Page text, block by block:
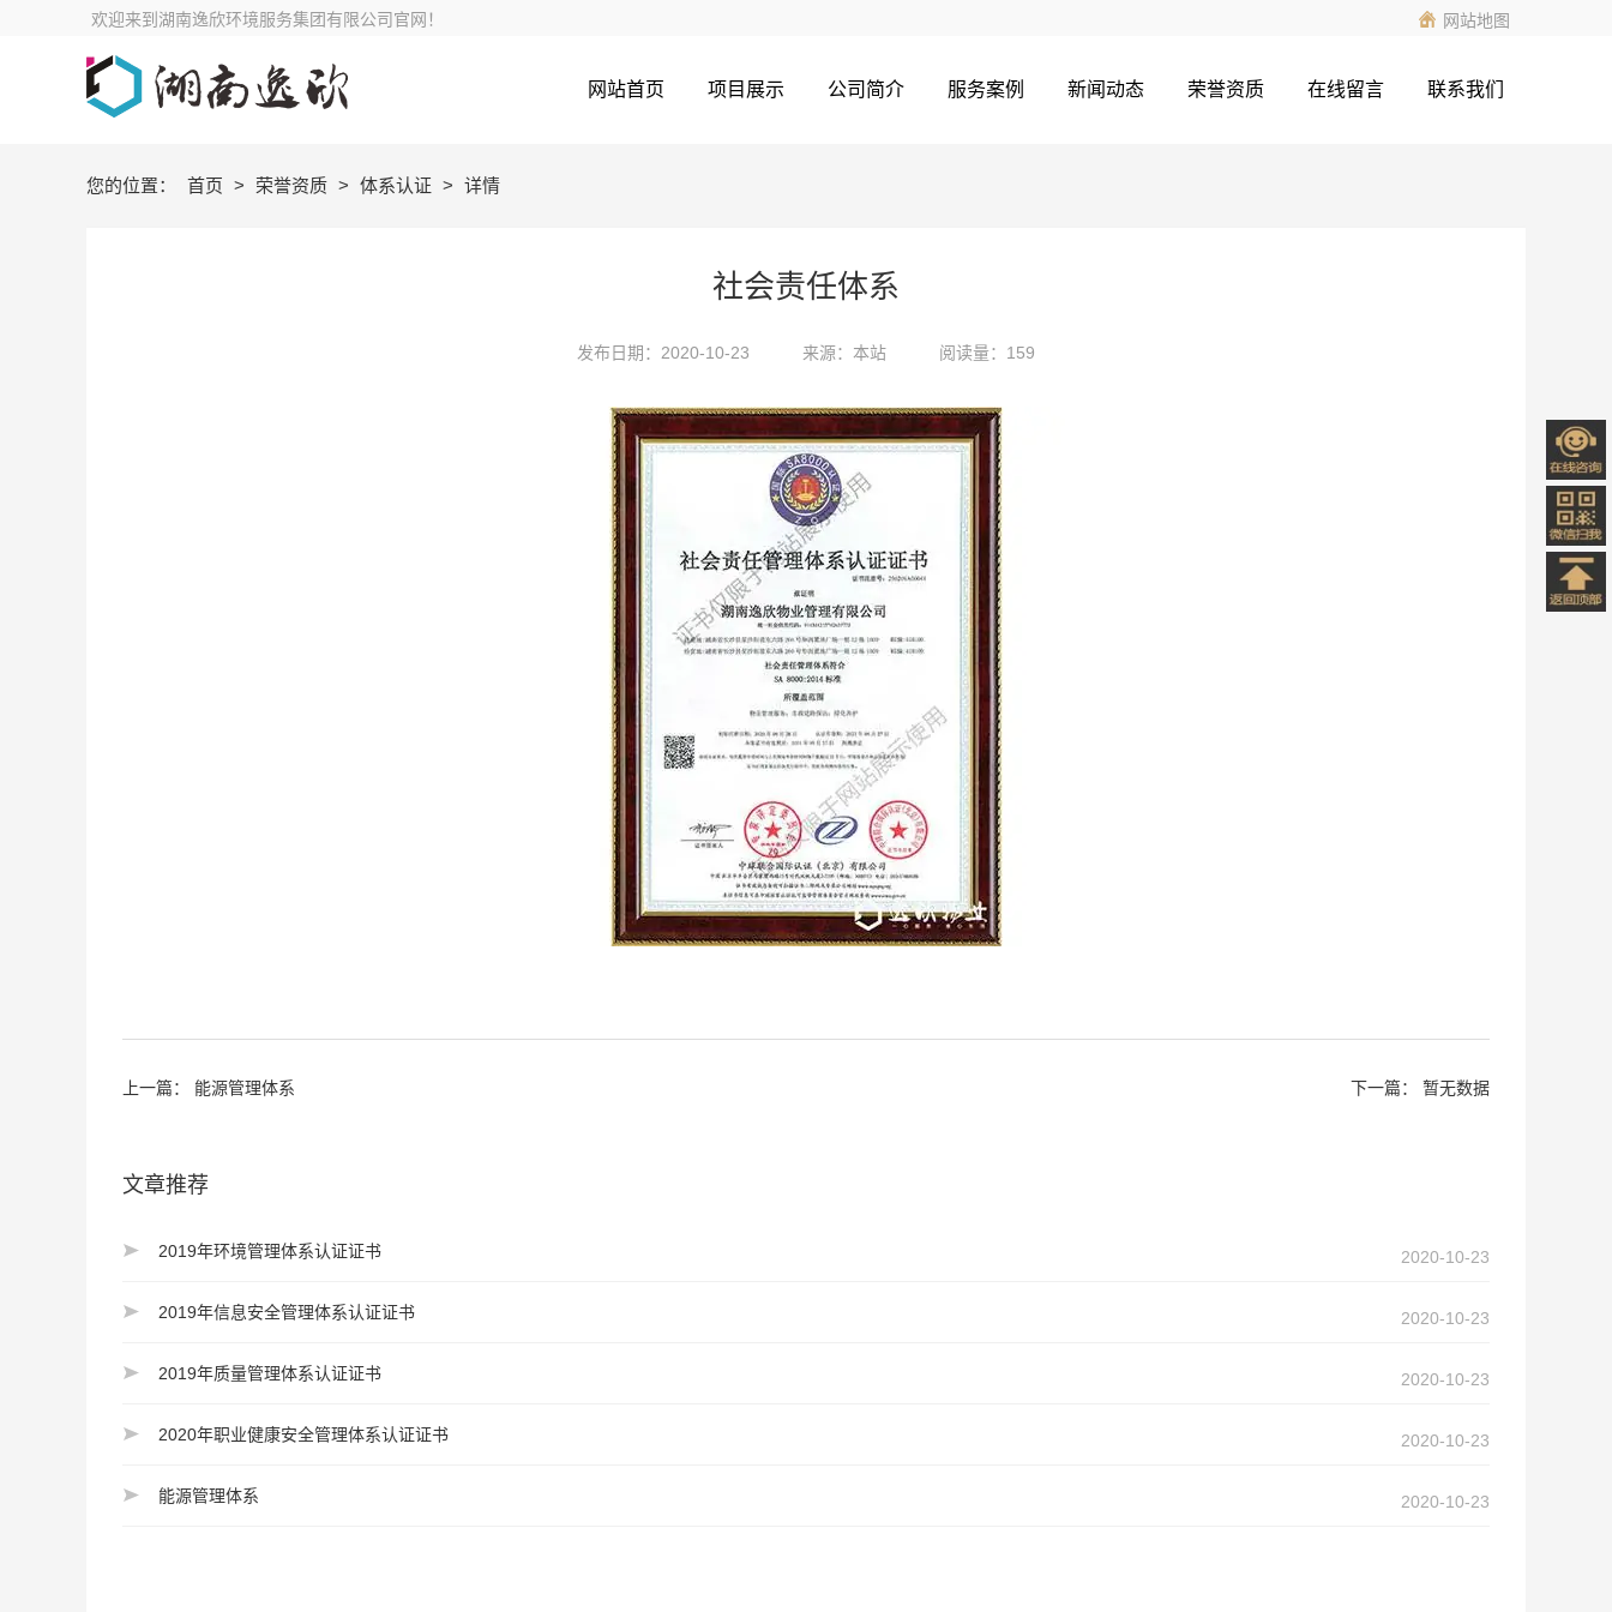
网站首页 项目展示 公司简介 服务案例 新闻动态 荣誉资质 在线留言 联系我们
欢迎来到湖南逸欣环境服务集团有限公司官网！ 网站地图
您的位置： 首页 > 荣誉资质 > 体系认证 > 详情
社会责任体系
发布日期：2020-10-23 来源：本站 阅读量：159
上一篇： 能源管理体系 下一篇： 暂无数据
文章推荐
2019年环境管理体系认证证书 2020-10-23
2019年信息安全管理体系认证证书 2020-10-23
2019年质量管理体系认证证书 2020-10-23
2020年职业健康安全管理体系认证证书 2020-10-23
能源管理体系 2020-10-23